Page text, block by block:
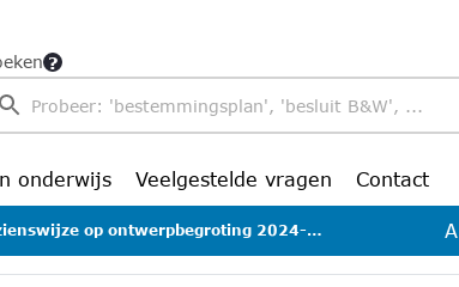
onderwijs Veelgestelde vragen Contact
op ontwerpbegroting 2024-2027 MGR 2023 (nieuw) A